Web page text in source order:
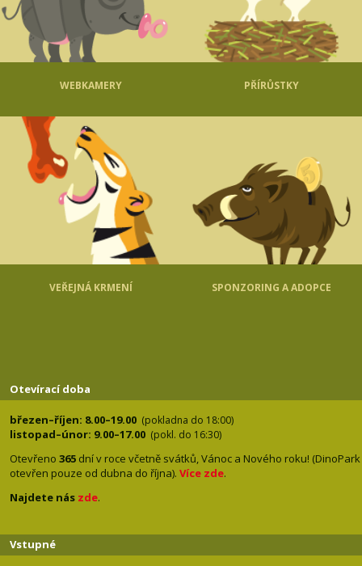
WEBKAMERY PŘÍRŮSTKY
VEŘEJNÁ KRMENÍ SPONZORING A ADOPCE
Otevírací doba
březen–říjen: 8.00–19.00 (pokladna do 18:00)
listopad–únor: 9.00–17.00 (pokl. do 16:30)
Otevřeno 365 dní v roce včetně svátků, Vánoc a Nového roku! (DinoPark
otevřen pouze od dubna do října). Více zde.
Najdete nás zde.
Vstupné